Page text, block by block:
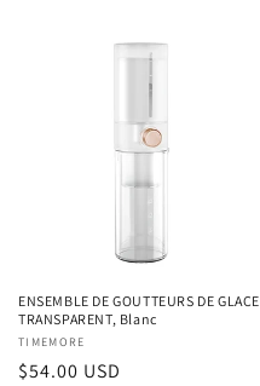
n
:
ENSEMBLE DE GOUTTEURS DE GLACE
TRANSPARENT, Blanc
Fournisseur :
TIMEMORE
Prix
$54.00 USD